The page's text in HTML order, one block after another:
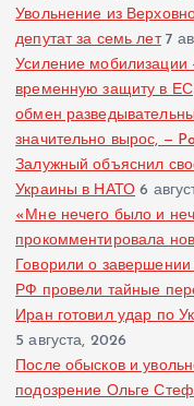
Увольнение из
депутат за семь лет 7
Усиление мобилизации
временную защиту в ЕС
обмен
значительно вырос, —
Залужный объяснил
Украины в НАТО 6
«Мне нечего было и
прокомментировала
Говорили о
РФ провели тайные
Иран готовил удар по
5 августа, 2026
После обысков и
подозрение Ольге